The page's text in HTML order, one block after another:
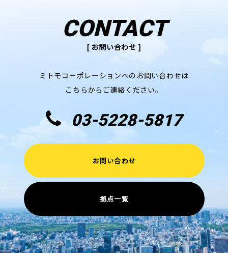
CONTACT
[ お問い合わせ ]
ミトモコーポレーションへのお問い合わせは
こちらからご連絡ください。
03-5228-5817
お問い合わせ
拠点一覧